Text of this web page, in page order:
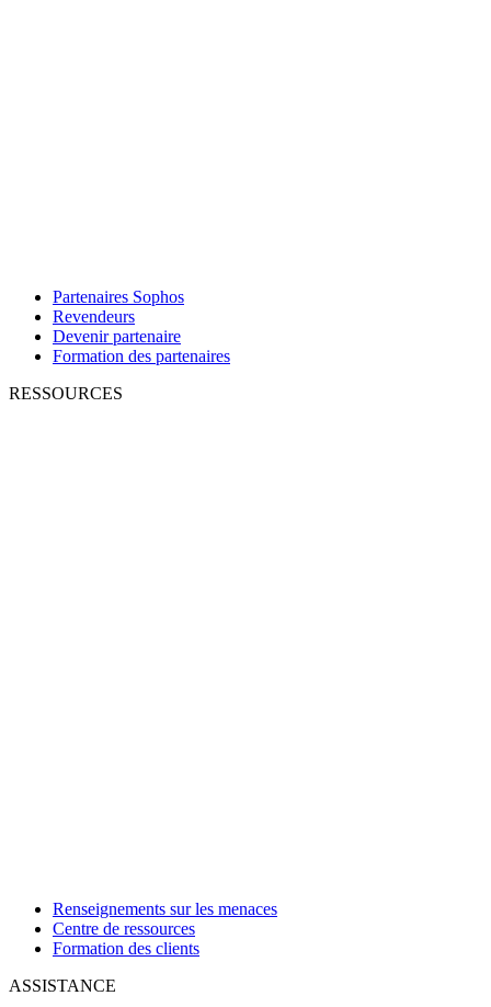
Partenaires Sophos
Revendeurs
Devenir partenaire
Formation des partenaires
RESSOURCES
Renseignements sur les menaces
Centre de ressources
Formation des clients
ASSISTANCE